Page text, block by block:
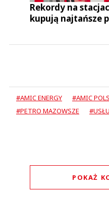
Rekordy na
kupują najtańsze
#AMIC ENERGY #AMIC
#PETRO MAZOWSZE
POKAŻ